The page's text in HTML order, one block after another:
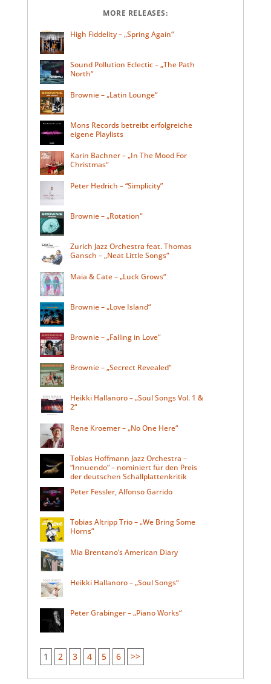
MORE RELEASES:
High Fiddelity – „Spring Again“
Sound Pollution Eclectic – „The Path
North“
Brownie – „Latin Lounge“
Mons Records betreibt erfolgreiche
eigene Playlists
Karin Bachner – „In The Mood For
Christmas“
Peter Hedrich – “Simplicity”
Brownie – „Rotation“
Zurich Jazz Orchestra feat. Thomas
Gansch – „Neat Little Songs“
Maia & Cate – „Luck Grows“
Brownie – „Love Island“
Brownie – „Falling in Love“
Brownie – „Secrect Revealed“
Heikki Hallanoro – „Soul Songs Vol. 1 &
2“
Rene Kroemer – „No One Here“
Tobias Hoffmann Jazz Orchestra –
“Innuendo” – nominiert für den Preis
der deutschen Schallplattenkritik
Peter Fessler, Alfonso Garrido
Tobias Altripp Trio – „We Bring Some
Horns“
Mia Brentano’s American Diary
Heikki Hallanoro – „Soul Songs“
Peter Grabinger – „Piano Works“
1 2 3 4 5 6 >>